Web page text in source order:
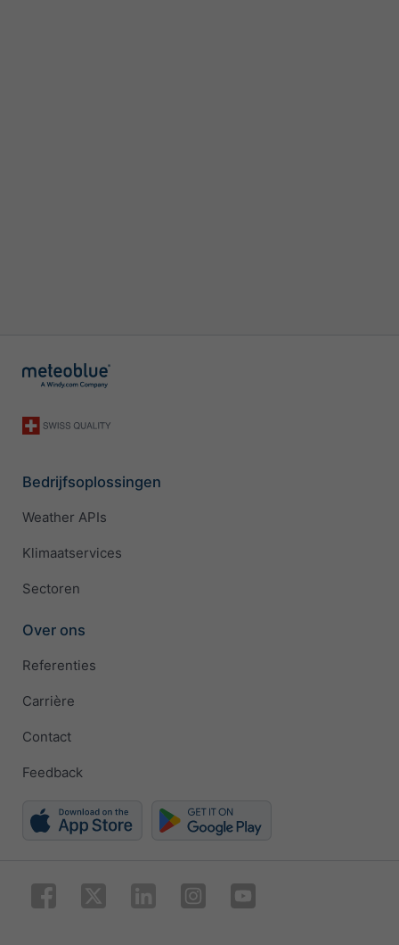
Bedrijfsoplossingen
Weather APIs
Klimaatservices
Sectoren
Over ons
Referenties
Carrière
Contact
Feedback